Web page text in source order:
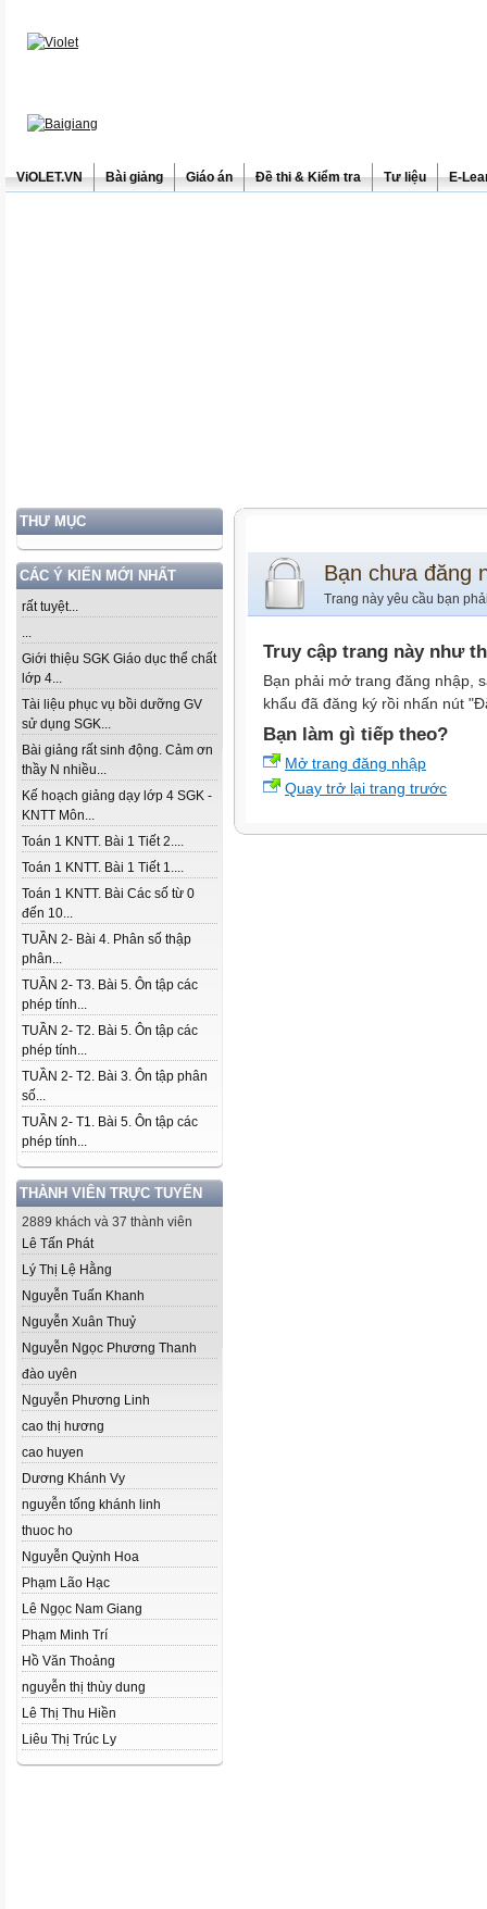
ViOLET.VN Bài giảng Giáo án Đề thi & Kiểm tra Tư liệu E-
THƯ MỤC
CÁC Ý KIẾN MỚI NHẤT
rất tuyệt...
...
Giới thiệu SGK Giáo dục thể chất
lớp 4...
Tài liệu phục vụ bồi dưỡng GV
sử dụng SGK...
Bài giảng rất sinh động. Cảm ơn
thầy N nhiều...
Kế hoạch giảng dạy lớp 4 SGK -
KNTT Môn...
Toán 1 KNTT. Bài 1 Tiết 2....
Toán 1 KNTT. Bài 1 Tiết 1....
Toán 1 KNTT. Bài Các số từ 0
đến 10...
TUẦN 2- Bài 4. Phân số thập
phân...
TUẦN 2- T3. Bài 5. Ôn tập các
phép tính...
TUẦN 2- T2. Bài 5. Ôn tập các
phép tính...
TUẦN 2- T2. Bài 3. Ôn tập phân
số...
TUẦN 2- T1. Bài 5. Ôn tập các
phép tính...
THÀNH VIÊN TRỰC TUYẾN
2889 khách và 37 thành viên
Lê Tấn Phát
Lý Thị Lệ Hằng
Nguyễn Tuấn Khanh
Nguyễn Xuân Thuỷ
Nguyễn Ngọc Phương Thanh
đào uyên
Nguyễn Phương Linh
cao thị hương
cao huyen
Dương Khánh Vy
nguyễn tống khánh linh
thuoc ho
Nguyễn Quỳnh Hoa
Phạm Lão Hạc
Lê Ngọc Nam Giang
Phạm Minh Trí
Hồ Văn Thoảng
nguyễn thị thùy dung
Lê Thị Thu Hiền
Liêu Thị Trúc Ly
Bạn chưa đăng
Trang này yêu cầu bạn
Truy cập trang này như
Bạn phải mở trang đăng nhập,
khẩu đã đăng ký rồi nhấn nút
Bạn làm gì tiếp theo?
Mở trang đăng nhập
Quay trở lại trang trước